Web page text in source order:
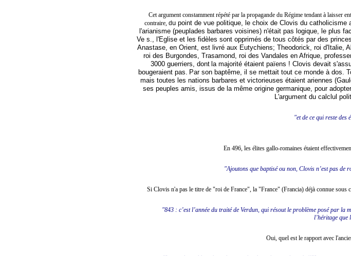
Cet argument constamment répété par la propagande du Régime tendant à
contraire, du point de vue politique, le choix de Clovis du
l'arianisme (peuplades barbares voisines) n'était pas logique, le plus
Ve s., l'Eglise et les fidèles sont opprimés de tous côtés par des
Anastase, en Orient, est livré aux Eutychiens; Theodorick, roi d'Italie,
roi des Burgondes, Trasamond, roi des Vandales en Afrique,
3000 guerriers, dont la majorité étaient païens !Clovis devait
bougeraient pas. Par son baptême, il se mettait tout ce monde à dos.
mais toutes les nations barbares et victorieuses étaient ariennes
ses peuples amis, issus de la même origine germanique, pour
L'argument du calclul
"et de ce qui reste
En 496, les élites gallo-romaines étaient
"Ajoutons que baptisé ou non, Clovis n’est pas
Si Clovis n'a pas le titre de "roi de France", la "France" (Francia) déjà connue sous
"843 : c’est l’année du traité de Verdun, qui résout le problème posé par
l’héritage que
Oui, quel est le rapport avec